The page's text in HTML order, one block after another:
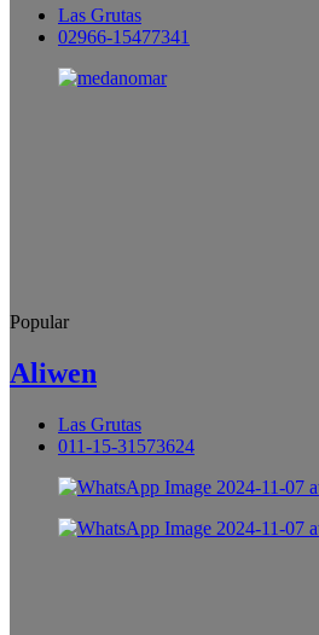
Las Grutas
02966-15477341
Popular
Aliwen
Las Grutas
011-15-31573624